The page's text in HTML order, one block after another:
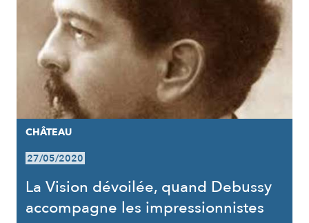
CHÂTEAU
27/05/2020
La Vision dévoilée, quand Debussy
accompagne les impressionnistes